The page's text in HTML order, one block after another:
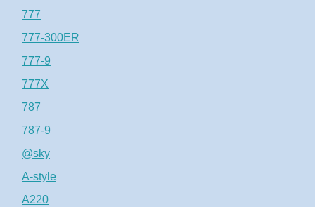
777
777-300ER
777-9
777X
787
787-9
@sky
A-style
A220